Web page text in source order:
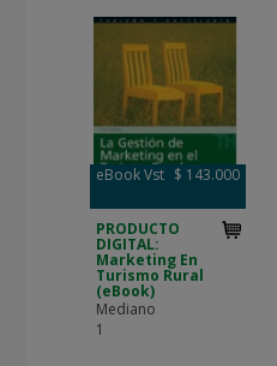
eBook Vst $ 143.000
PRODUCTO
DIGITAL:
Marketing En
Turismo Rural
(eBook)
Mediano
1